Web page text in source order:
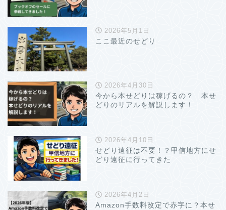
2026年5月1日
ここ最近のせどり
2026年4月30日
今から本せどりは稼げるの？ 本せ
どりのリアルを解説します！
2026年4月10日
せどり遠征は不要！？甲信地方にせ
どり遠征に行ってきた
2026年4月2日
Amazon手数料改定で赤字に？本せ